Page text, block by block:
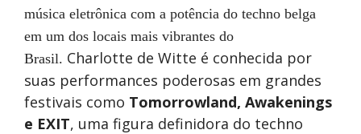
música eletrônica com a potência do techno belga
em um dos locais mais vibrantes do
Brasil. Charlotte de Witte é conhecida por
suas performances poderosas em grandes
festivais como Tomorrowland, Awakenings
e EXIT, uma figura definidora do techno